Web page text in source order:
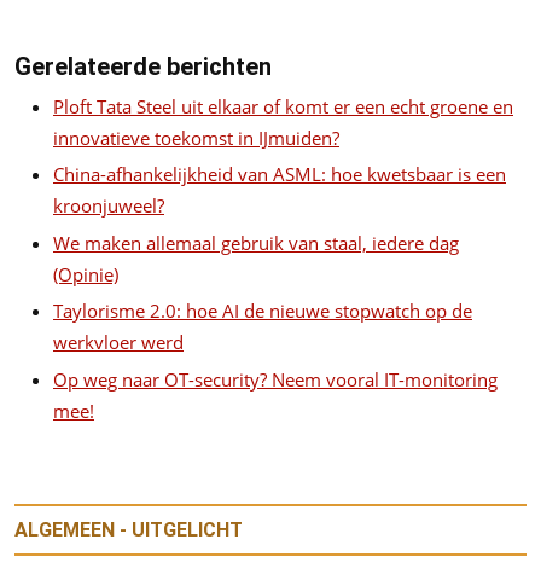
Gerelateerde berichten
Ploft Tata Steel uit elkaar of komt er een echt groene en
innovatieve toekomst in IJmuiden?
China-afhankelijkheid van ASML: hoe kwetsbaar is een
kroonjuweel?
We maken allemaal gebruik van staal, iedere dag
(Opinie)
Taylorisme 2.0: hoe AI de nieuwe stopwatch op de
werkvloer werd
Op weg naar OT-security? Neem vooral IT-monitoring
mee!
ALGEMEEN - UITGELICHT